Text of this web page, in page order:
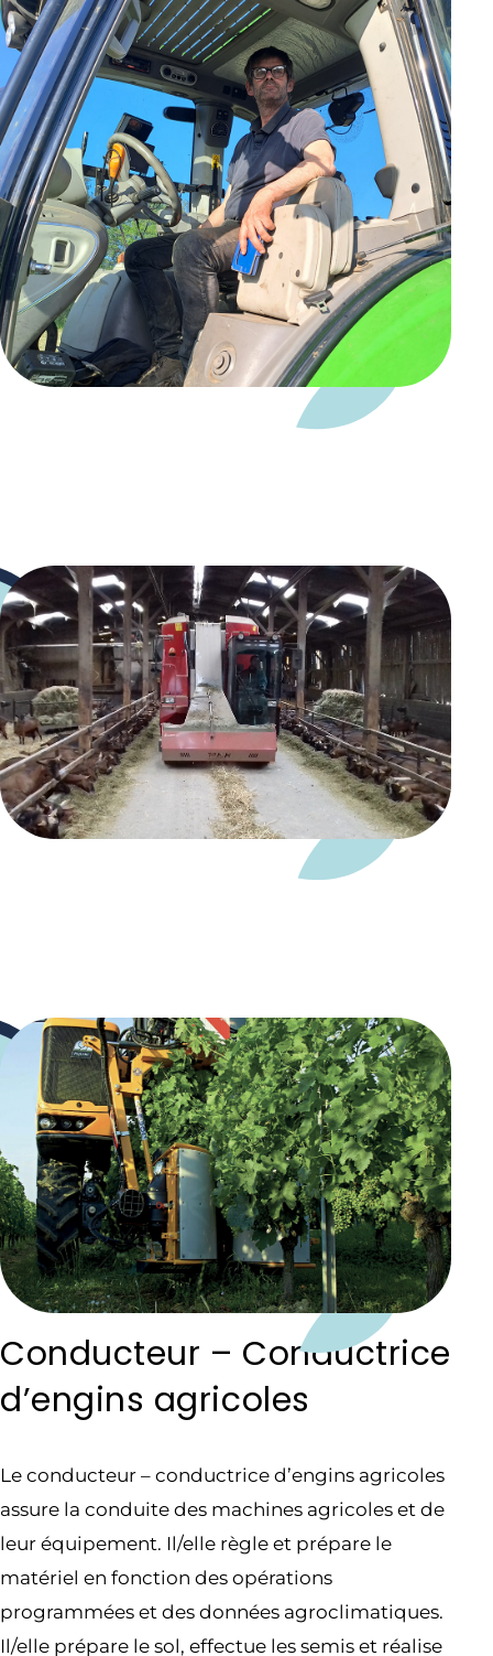
Conducteur – Conductrice
d’engins agricoles
Le conducteur – conductrice d’engins agricoles
assure la conduite des machines agricoles et de
leur équipement. Il/elle règle et prépare le
matériel en fonction des opérations
programmées et des données agroclimatiques.
Il/elle prépare le sol, effectue les semis et réalise